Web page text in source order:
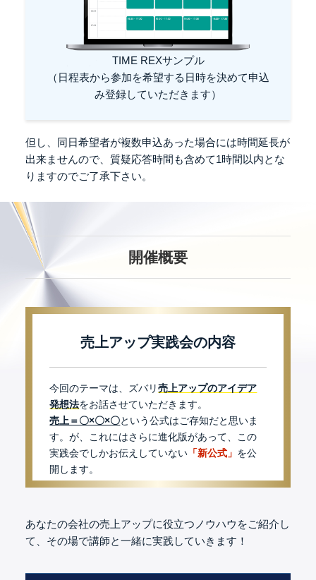
TIME REXサンプル
（日程表から参加を希望する日時を決めて申込
み登録していただきます）
但し、同日希望者が複数申込あった場合には時間延長が
出来ませんので、質疑応答時間も含めて1時間以内とな
りますのでご了承下さい。
開催概要
売上アップ実践会の内容
今回のテーマは、ズバリ売上アップのアイデア
発想法をお話させていただきます。
売上＝〇×〇×〇という公式はご存知だと思いま
す。が、これにはさらに進化版があって、 この
実践会でしかお伝えしていない 「新公式」 を公
開します。
あなたの会社の売上アップに役立つノウハウをご紹介し
て、 その場で講師と一緒に実践していきます！